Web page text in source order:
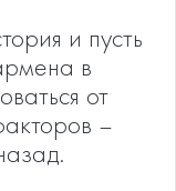
и пусть
в
от
–